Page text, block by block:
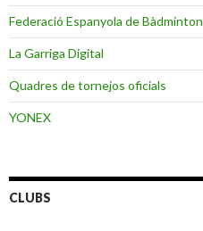
Federació Espanyola de Bàdminton
La Garriga Digital
Quadres de tornejos oficials
YONEX
CLUBS